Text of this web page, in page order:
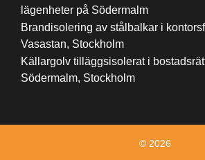
lägenheter på Södermalm
Brandisolering av stålbalkar i
Vasastan, Stockholm
Källargolv tilläggsisolerat i
Södermalm, Stockholm
© 2026